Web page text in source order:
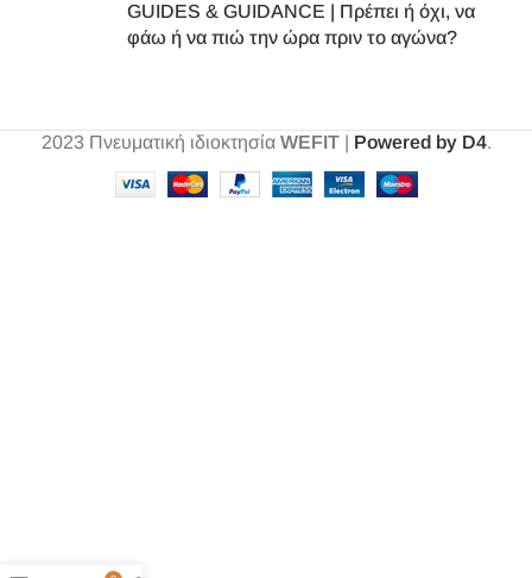
GUIDES & GUIDANCE | Πρέπει ή όχι, να
φάω ή να πιώ την ώρα πριν το αγώνα?
2023 Πνευματική ιδιοκτησία WEFIT| Powered by D4.